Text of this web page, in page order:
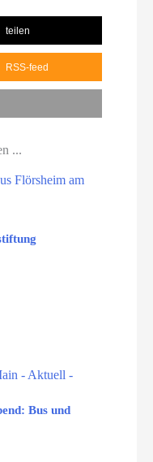
teilen
RSS-feed
...
Bus und